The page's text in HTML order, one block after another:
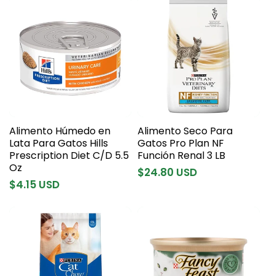
Alimento Húmedo en
Lata Para Gatos Hills
Prescription Diet C/D 5.5
Oz
Precio
$4.15 USD
Alimento Seco Para
Gatos Pro Plan NF
Función Renal 3 LB
Precio
$24.80 USD